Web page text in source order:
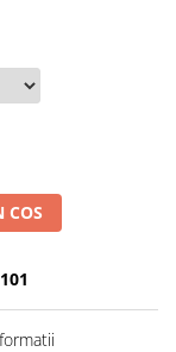
COS